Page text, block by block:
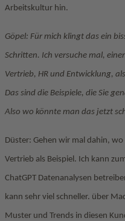
Arbeitskultur hin.
Göpel: Für mich klingt das ein
Schritten. Ich versuche mal,
Vertrieb, HR und Entwicklung,
Das sind die Beispiele, die Sie
Also wo könnte man das jetzt
Düster: Gehen wir mal dahin,
Vertrieb als Beispiel. Ich kann
ChatGPT Datenanalysen
kann sehr viel schneller. über
Muster und Trends in diesen